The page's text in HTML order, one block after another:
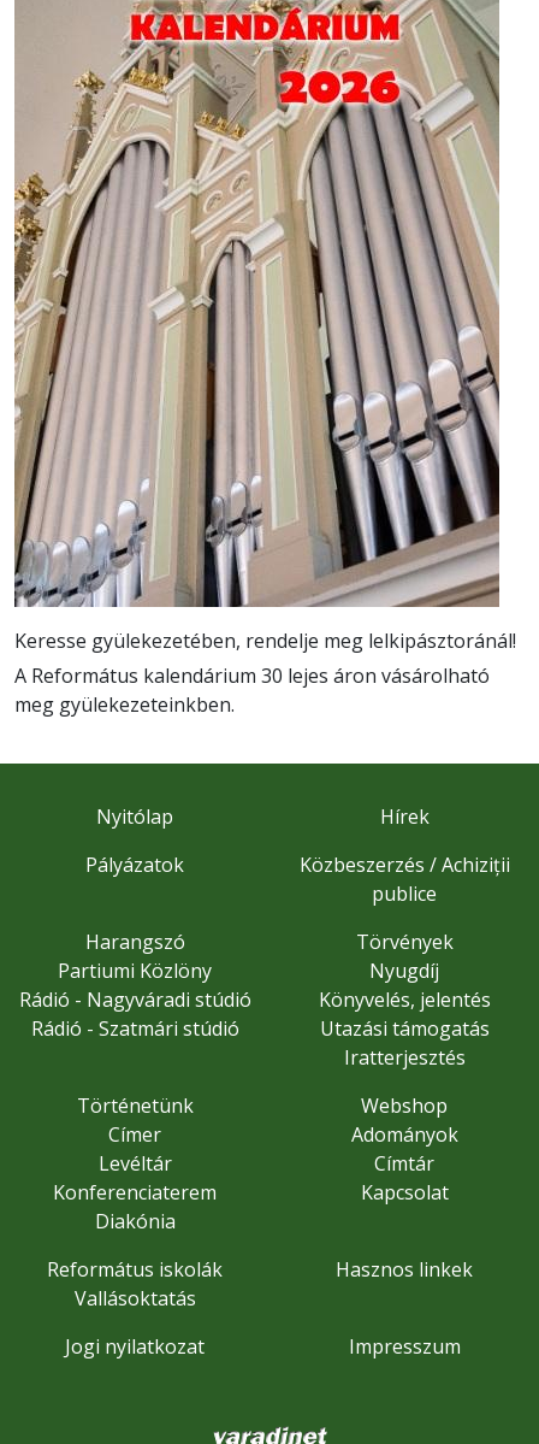
Keresse gyülekezetében, rendelje meg lelkipásztoránál!
A Református kalendárium 30 lejes áron vásárolható
meg gyülekezeteinkben.
Nyitólap
Hírek
Pályázatok
Közbeszerzés / Achiziții
publice
Harangszó
Partiumi Közlöny
Rádió - Nagyváradi stúdió
Rádió - Szatmári stúdió
Törvények
Nyugdíj
Könyvelés, jelentés
Utazási támogatás
Iratterjesztés
Történetünk
Címer
Levéltár
Konferenciaterem
Diakónia
Webshop
Adományok
Címtár
Kapcsolat
Református iskolák
Vallásoktatás
Hasznos linkek
Jogi nyilatkozat Impresszum